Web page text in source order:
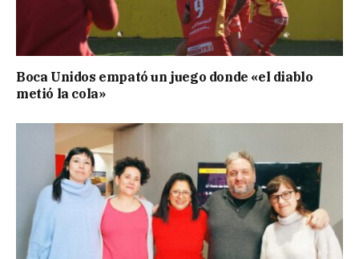
Boca Unidos empató un juego donde «el diablo
metió la cola»